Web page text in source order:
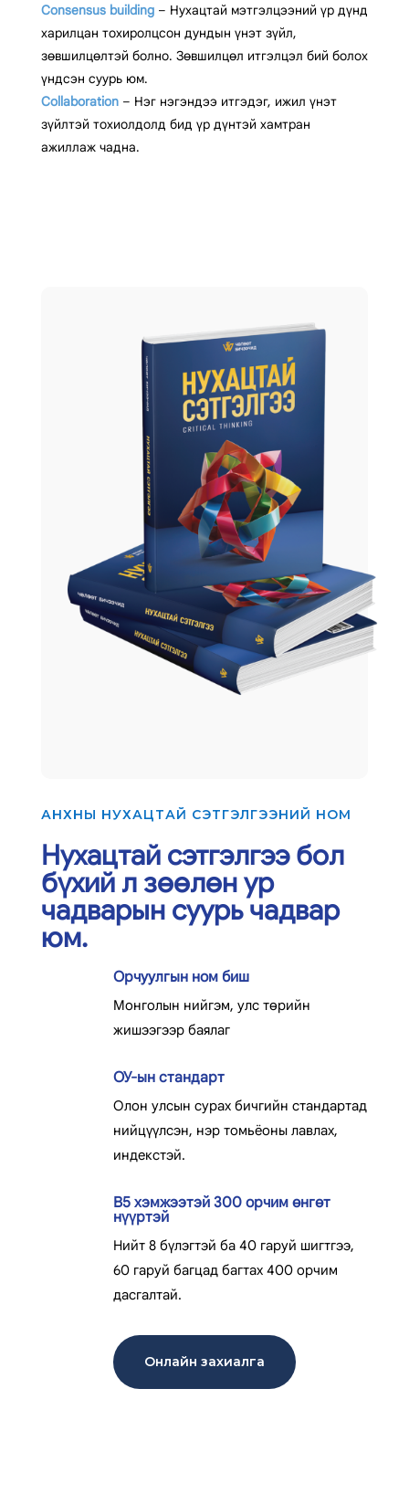
Consensus building– Нухацтай мэтгэлцээний үр дүнд
харилцан тохиролцсон дундын үнэт зүйл,
зөвшилцөлтэй болно. Зөвшилцөл итгэлцэл бий болох
үндсэн суурь юм.
Collaboration– Нэг нэгэндээ итгэдэг, ижил үнэт
зүйлтэй тохиолдолд бид үр дүнтэй хамтран
ажиллаж чадна.
АНХНЫ НУХАЦТАЙ СЭТГЭЛГЭЭНИЙ НОМ
Нухацтай сэтгэлгээ бол
бүхий л зөөлөн ур
чадварын суурь чадвар
юм.
Орчуулгын ном биш
Монголын нийгэм, улс төрийн
жишээгээр баялаг
ОУ-ын стандарт
Олон улсын сурах бичгийн стандартад
нийцүүлсэн, нэр томьёоны лавлах,
индекстэй.
B5 хэмжээтэй 300 орчим өнгөт
нүүртэй
Нийт 8 бүлэгтэй ба 40 гаруй шигтгээ,
60 гаруй багцад багтах 400 орчим
дасгалтай.
Онлайн захиалга